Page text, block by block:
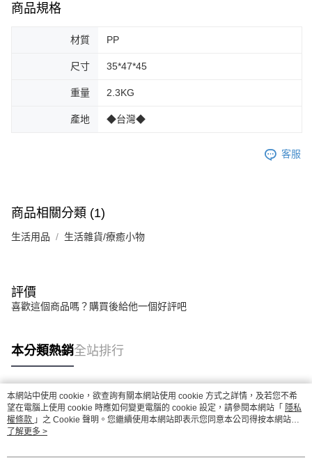
商品規格
材質 PP
尺寸 35*47*45
重量 2.3KG
產地 ◆台灣◆
客服
商品相關分類 (1)
生活用品 生活雜貨/療癒小物
評價
喜歡這個商品嗎？購買後給他一個好評吧
本分類熱銷全站排行
熱門標籤
本網站中使用 cookie，欲查詢有關本網站使用 cookie 方式之詳情，及若您不希
望在電腦上使用 cookie 時應如何變更電腦的 cookie 設定，請參閱本網站「 隱私
權條款 」之 Cookie 聲明。您繼續使用本網站即表示您同意本公司得按本網站使
用條款之 Cookie 聲明使用 cookie。
了解更多 >